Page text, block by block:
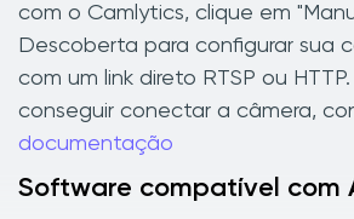
com o Camlytics, clique em
Descoberta para configurar sua
com um link direto RTSP ou
conseguir conectar a câmera,
documentação
Software compatível com